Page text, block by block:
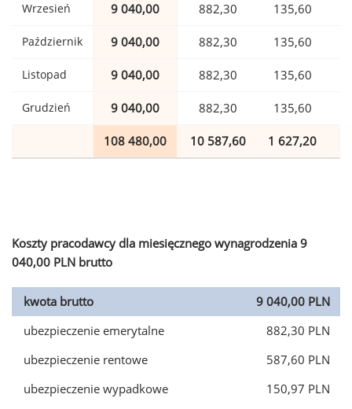
Wrzesień 9 040,00 882,30 135,60
Październik 9 040,00 882,30 135,60
Listopad 9 040,00 882,30 135,60
Grudzień 9 040,00 882,30 135,60
108 480,00 10 587,60 1 627,20
Koszty pracodawcy dla miesięcznego wynagrodzenia 9
040,00 PLN brutto
kwota brutto
9 040,00 PLN
ubezpieczenie emerytalne
882,30 PLN
ubezpieczenie rentowe
587,60 PLN
ubezpieczenie wypadkowe
150,97 PLN